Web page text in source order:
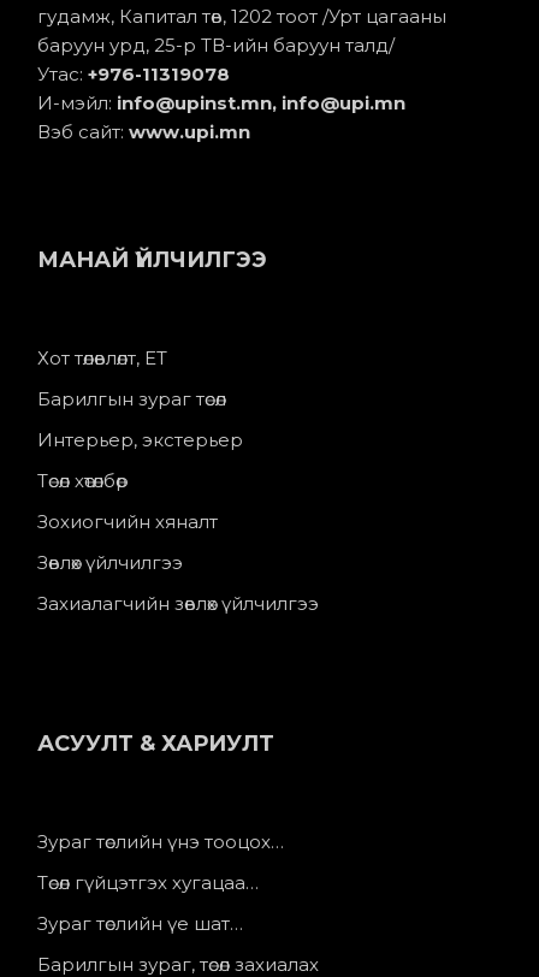
гудамж, Капитал төв, 1202 тоот /Урт цагааны
баруун урд, 25-р ТВ-ийн баруун талд/
Утас:+976-11319078
И-мэйл: info@upinst.mn, info@upi.mn
Вэб сайт:www.upi.mn
МАНАЙ ҮЙЛЧИЛГЭЭ
Хот төлөвлөлт, ЕТ
Барилгын зураг төсөл
Интерьер, экстерьер
Төсөл хөтөлбөр
Зохиогчийн хяналт
Зөвлөх үйлчилгээ
Захиалагчийн зөвлөх үйлчилгээ
АСУУЛТ & ХАРИУЛТ
Зураг төслийн үнэ тооцох…
Төсөл гүйцэтгэх хугацаа…
Зураг төслийн үе шат…
Барилгын зураг, төсөл захиалах